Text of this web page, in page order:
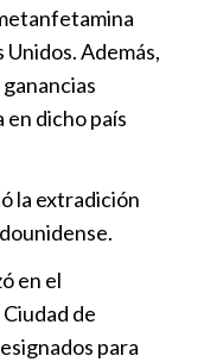
Además,
dicho país
la extradición
en el
de
para